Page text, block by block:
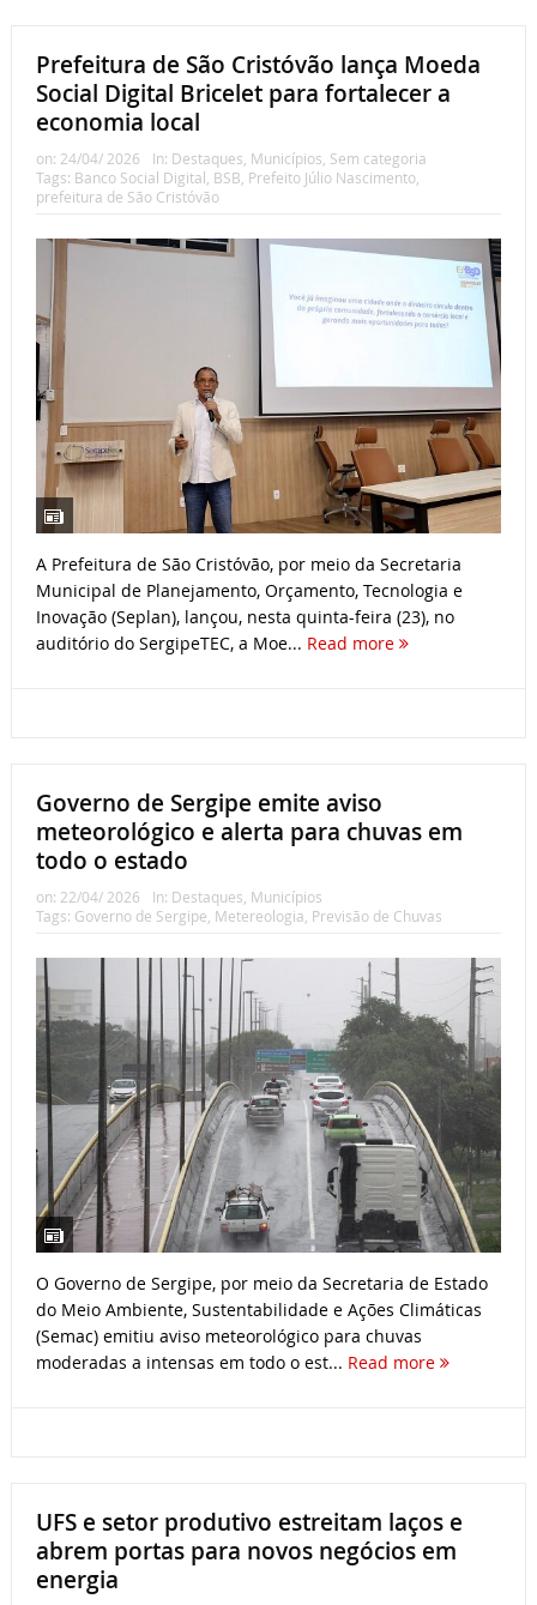
Prefeitura de São Cristóvão lança Moeda
Social Digital Bricelet para fortalecer a
economia local
on: 24/04/ 2026 In: Destaques, Municípios, Sem categoria
Tags: Banco Social Digital, BSB, Prefeito Júlio Nascimento,
prefeitura de São Cristóvão
A Prefeitura de São Cristóvão, por meio da Secretaria
Municipal de Planejamento, Orçamento, Tecnologia e
Inovação (Seplan), lançou, nesta quinta-feira (23), no
auditório do SergipeTEC, a Moe... Read more
Governo de Sergipe emite aviso
meteorológico e alerta para chuvas em
todo o estado
on: 22/04/ 2026 In: Destaques, Municípios
Tags: Governo de Sergipe, Metereologia, Previsão de Chuvas
O Governo de Sergipe, por meio da Secretaria de Estado
do Meio Ambiente, Sustentabilidade e Ações Climáticas
(Semac) emitiu aviso meteorológico para chuvas
moderadas a intensas em todo o est... Read more
UFS e setor produtivo estreitam laços e
abrem portas para novos negócios em
energia